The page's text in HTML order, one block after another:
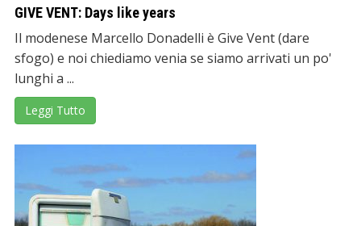
GIVE VENT: Days like years
Il modenese Marcello Donadelli è Give Vent (dare
sfogo) e noi chiediamo venia se siamo arrivati un po'
lunghi a ...
Leggi Tutto